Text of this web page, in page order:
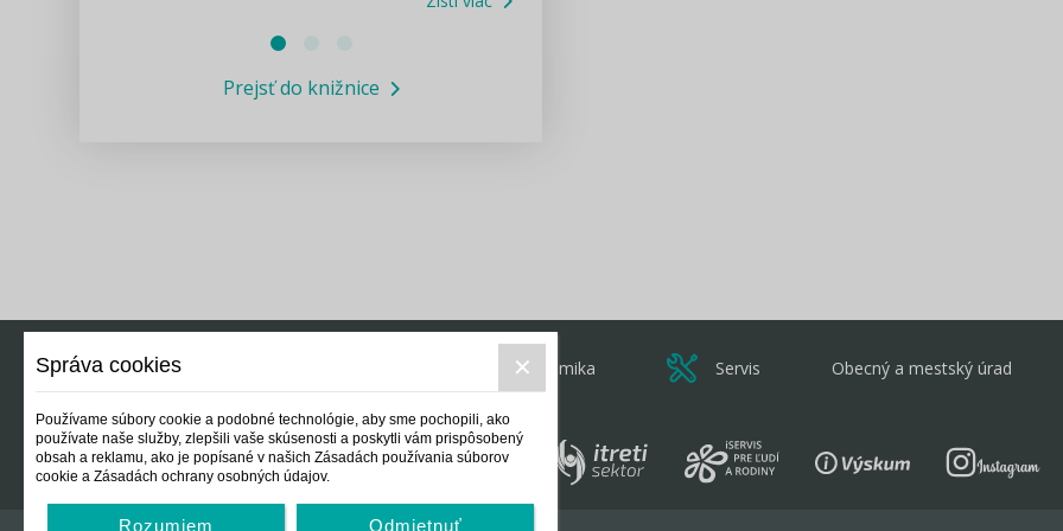
Informácie COVID19
Prejsť do knižnice
Ekonomika Servis Obecný a mestský úrad
Správa cookies
Používame súbory cookie a podobné technológie, aby sme pochopili, ako
používate naše služby, zlepšili vaše skúsenosti a poskytli vám prispôsobený
obsah a reklamu, ako je popísané v našich Zásadách používania súborov
cookie a Zásadách ochrany osobných údajov.
Rozumiem Odmietnuť